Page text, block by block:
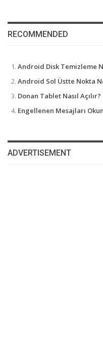
RECOMMENDED
Android Disk Temizleme
Android Sol Üstte Nokta
Donan Tablet Nasıl
Engellenen Mesajları
ADVERTISEMENT